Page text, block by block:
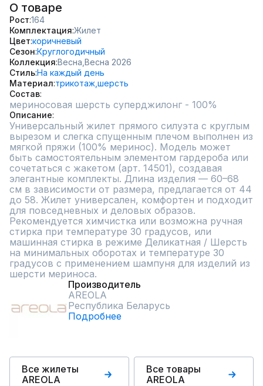
О товаре
Рост 164
Комплектация Жилет
Цвет коричневый
Сезон Круглогодичный
Коллекция Весна, Весна 2026
СтильНа каждый день
Материал трикотаж, шерсть
Состав
мериносовая шерсть суперджилонг - 100%
Описание
Универсальный жилет прямого силуэта с круглым
вырезом и слегка спущенным плечом выполнен из
мягкой пряжи (100% меринос). Модель может
быть самостоятельным элементом гардероба или
сочетаться с жакетом (арт. 14501), создавая
элегантные комплекты. Длина изделия — 60–68
см в зависимости от размера, предлагается от 44
до 58. Жилет универсален, комфортен и подходит
для повседневных и деловых образов.
Рекомендуется химчистка или возможна ручная
стирка при температуре 30 градусов, или
машинная стирка в режиме Деликатная / Шерсть
на минимальных оборотах и температуре 30
градусов с применением шампуня для изделий из
шерсти мериноса.
Производитель
AREOLA
Республика Беларусь
Подробнее
Все жилеты
AREOLA
Все товары
AREOLA